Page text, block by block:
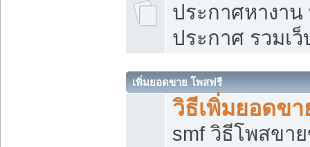
ประกาศหางาน
ประกาศ รวมเ
เพิ่มยอดขาย โพสฟรี
วิธีเพิ่มยอดข
smf วิธีโพสขา